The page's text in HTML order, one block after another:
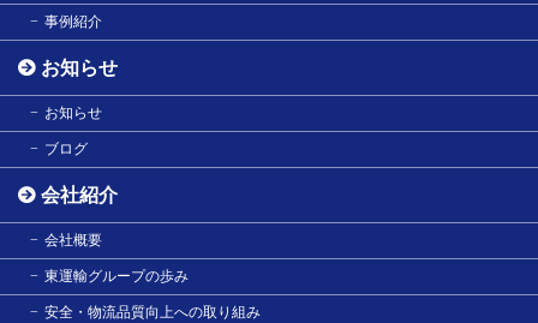
事例紹介
お知らせ
お知らせ
ブログ
会社紹介
会社概要
東運輸グループの歩み
安全・物流品質向上への取り組み